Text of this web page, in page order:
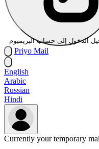
الدخول إلى حساب البريميوم
Priyo Mail
English
Arabic
Russian
Hindi
Currently your temporary